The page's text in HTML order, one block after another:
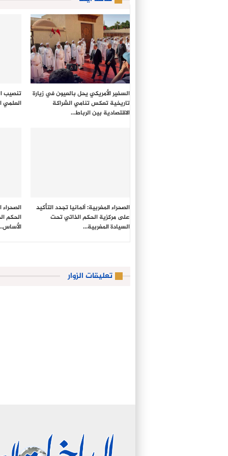
السفير الأمريكي يحل بالعيون في زيارة
تاريخية تعكس تنامي الشراكة
الاقتصادية بين الرباط…
تنصيب
العلمي
الصحراء المغربية: ألمانيا تجدد التأكيد
على مركزية الحكم الذاتي تحت
السيادة المغربية…
الحكم
تعليقات الزوار